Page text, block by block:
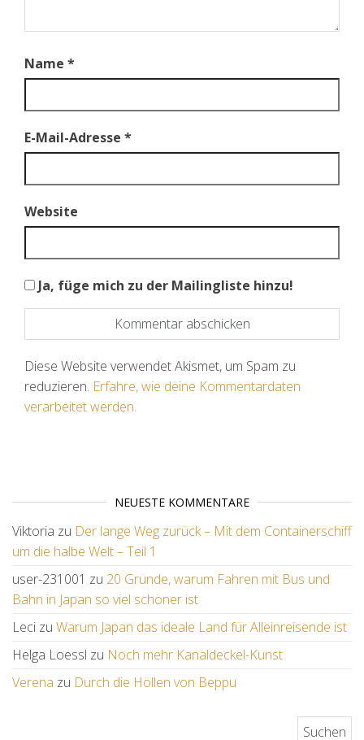
Name *
E-Mail-Adresse *
Website
Ja, füge mich zu der Mailingliste hinzu!
Diese Website verwendet Akismet, um Spam zu
reduzieren. Erfahre, wie deine Kommentardaten
verarbeitet werden.
NEUESTE KOMMENTARE
Viktoria zu Der lange Weg zurück – Mit dem Containerschiff
um die halbe Welt – Teil 1
user-231001 zu 20 Gründe, warum Fahren mit Bus und
Bahn in Japan so viel schöner ist
Leci zu Warum Japan das ideale Land für Alleinreisende ist
Helga Loessl zu Noch mehr Kanaldeckel-Kunst
Verena zu Durch die Höllen von Beppu